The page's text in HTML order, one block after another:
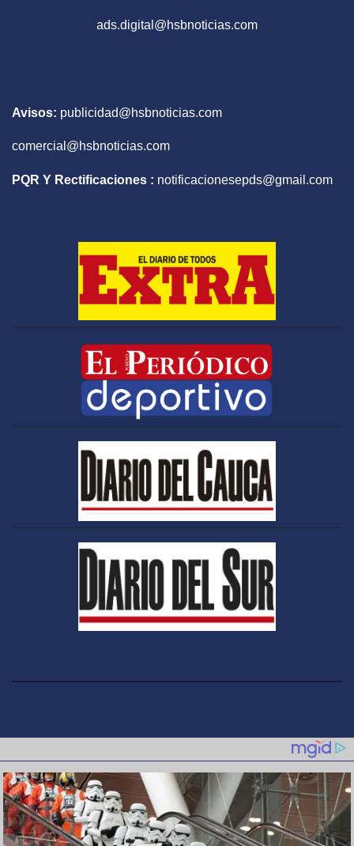
ads.digital@hsbnoticias.com
Avisos: publicidad@hsbnoticias.com
comercial@hsbnoticias.com
PQR Y Rectificaciones : notificacionesepds@gmail.com